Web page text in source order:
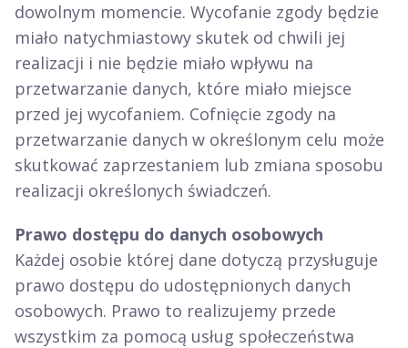
dowolnym momencie. Wycofanie zgody będzie
miało natychmiastowy skutek od chwili jej
realizacji i nie będzie miało wpływu na
przetwarzanie danych, które miało miejsce
przed jej wycofaniem. Cofnięcie zgody na
przetwarzanie danych w określonym celu może
skutkować zaprzestaniem lub zmiana sposobu
realizacji określonych świadczeń.
Prawo dostępu do danych osobowych
Każdej osobie której dane dotyczą przysługuje
prawo dostępu do udostępnionych danych
osobowych. Prawo to realizujemy przede
wszystkim za pomocą usług społeczeństwa